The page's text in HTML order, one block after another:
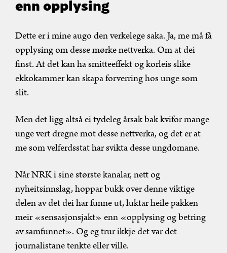
enn opplysing
Dette er i mine augo den verkelege saka. Ja, me må få
opplysing om desse mørke nettverka. Om at dei
finst. At det kan ha smitteeffekt og korleis slike
ekkokammer kan skapa forverring hos unge som
slit.
Men det ligg altså ei tydeleg årsak bak kvifor mange
unge vert dregne mot desse nettverka, og det er at
me som velferdsstat har svikta desse ungdomane.
Når NRK i sine største kanalar, nett og
nyheitsinnslag, hoppar bukk over denne viktige
delen av det dei har funne ut, luktar heile pakken
meir «sensasjonsjakt» enn «opplysing og betring
av samfunnet». Og eg trur ikkje det var det
journalistane tenkte eller ville.